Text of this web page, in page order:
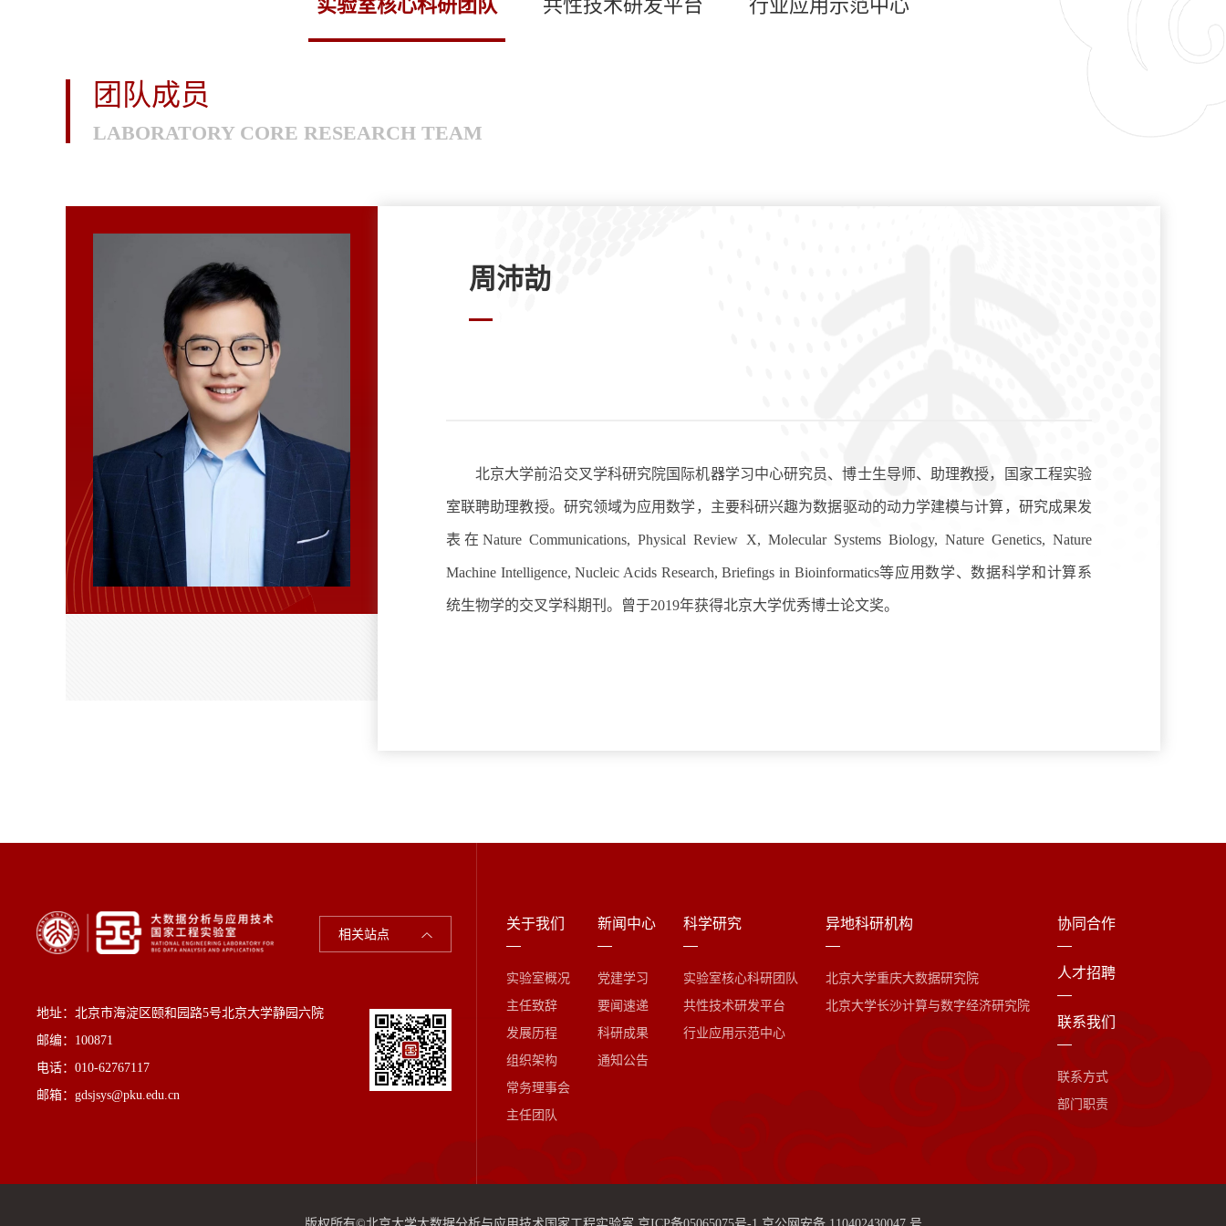
实验室核心科研团队 共性技术研发平台 行业应用示范中心
团队成员
LABORATORY CORE RESEARCH TEAM
周沛劼
北京大学前沿交叉学科研究院国际机器学习中心研究员、博士生导师、助理教授，国家工程实验
室联聘助理教授。研究领域为应用数学，主要科研兴趣为数据驱动的动力学建模与计算，研究成果发
表在Nature Communications, Physical Review X, Molecular Systems Biology, Nature Genetics, Nature
Machine Intelligence, Nucleic Acids Research, Briefings in Bioinformatics等应用数学、数据科学和计算系
统生物学的交叉学科期刊。曾于2019年获得北京大学优秀博士论文奖。
相关站点
地址：北京市海淀区颐和园路5号北京大学静园六院
邮编：100871
电话：010-62767117
邮箱：gdsjsys@pku.edu.cn
关于我们
实验室概况
主任致辞
发展历程
组织架构
常务理事会
主任团队
新闻中心
党建学习
要闻速递
科研成果
通知公告
科学研究
实验室核心科研团队
共性技术研发平台
行业应用示范中心
异地科研机构
北京大学重庆大数据研究院
北京大学长沙计算与数字经济研究院
协同合作
人才招聘
联系我们
联系方式
部门职责